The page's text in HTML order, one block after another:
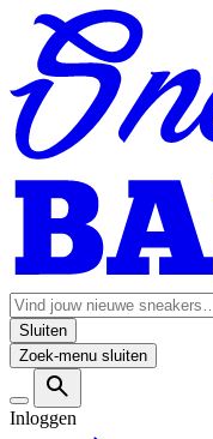
Sluiten
Zoek-menu sluiten
Inloggen